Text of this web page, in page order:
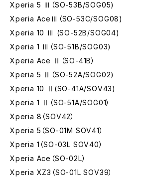
Xperia 5 Ⅲ（SO-53B/SOG05)
Xperia AceⅢ（SO-53C/SOG08)
Xperia 10 Ⅲ (SO-52B/SOG04)
Xperia 1 Ⅲ（SO-51B/SOG03)
Xperia Ace Ⅱ（SO-41B）
Xperia 5 Ⅱ（SO-52A/SOG02)
Xperia 10 Ⅱ(SO-41A/SOV43)
Xperia 1 Ⅱ（SO-51A/SOG01）
Xperia 8（SOV42）
Xperia 5（SO-01M SOV41）
Xperia 1（SO-03L SOV40）
Xperia Ace（SO-02L）
Xperia XZ3（SO-01L SOV39）